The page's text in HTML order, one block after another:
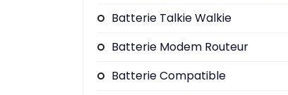
Batterie Talkie Walkie
Batterie Modem Routeur
Batterie Compatible